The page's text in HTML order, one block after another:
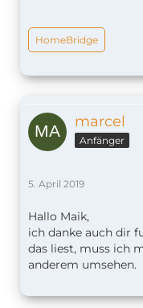
HomeBridge
marcel
Anfänger
5. April 2019
Hallo Maik,
ich danke auch dir
das liest, muss ich
anderem umsehen.